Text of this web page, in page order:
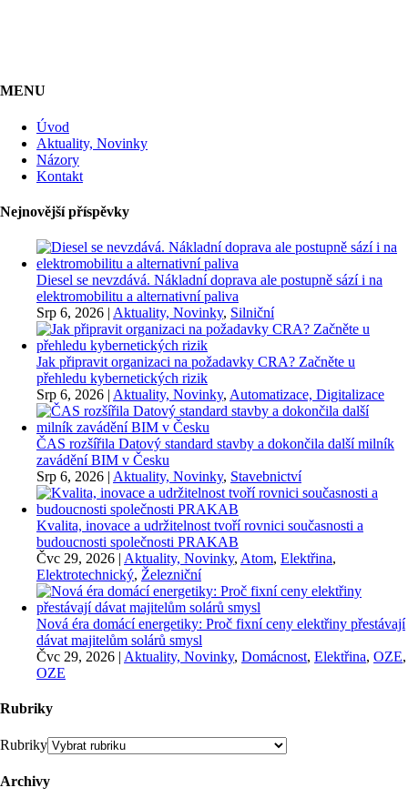
MENU
Úvod
Aktuality, Novinky
Názory
Kontakt
Nejnovější příspěvky
Diesel se nevzdává. Nákladní doprava ale postupně sází i na
elektromobilitu a alternativní paliva
Srp 6, 2026 | Aktuality, Novinky, Silniční
Jak připravit organizaci na požadavky CRA? Začněte u
přehledu kybernetických rizik
Srp 6, 2026 | Aktuality, Novinky, Automatizace, Digitalizace
ČAS rozšířila Datový standard stavby a dokončila další milník
zavádění BIM v Česku
Srp 6, 2026 | Aktuality, Novinky, Stavebnictví
Kvalita, inovace a udržitelnost tvoří rovnici současnosti a
budoucnosti společnosti PRAKAB
Čvc 29, 2026 | Aktuality, Novinky, Atom, Elektřina,
Elektrotechnický, Železniční
Nová éra domácí energetiky: Proč fixní ceny elektřiny přestávají
dávat majitelům solárů smysl
Čvc 29, 2026 | Aktuality, Novinky, Domácnost, Elektřina, OZE,
OZE
Rubriky
Rubriky
Archivy